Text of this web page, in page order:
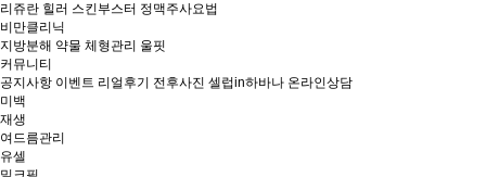
리쥬란 힐러 스킨부스터 정맥주사요법
비만클리닉
지방분해 약물 체형관리 울핏
커뮤니티
공지사항 이벤트 리얼후기 전후사진 셀럽in하바나 온라인상담
미백
재생
여드름관리
유셀